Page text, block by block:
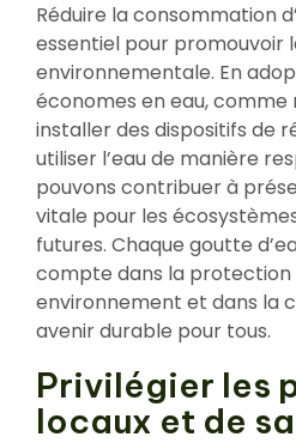
Réduire la consommation
essentiel pour promouvoir
environnementale. En
économes en eau, comme
installer des dispositifs de
utiliser l’eau de manière
pouvons contribuer à
vitale pour les
futures. Chaque goutte
compte dans la protection
environnement et dans la
avenir durable pour tous.
Privilégier les
locaux et de